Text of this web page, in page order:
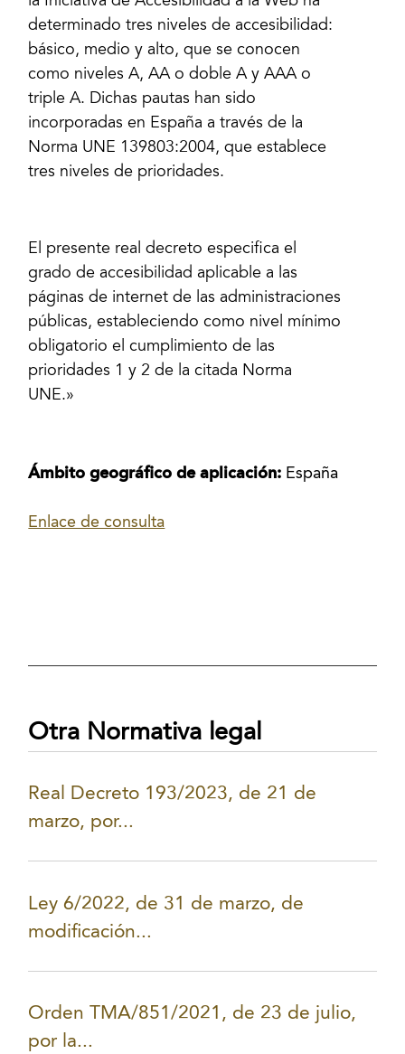
determinado tres niveles de accesibilidad:
básico, medio y alto, que se conocen
como niveles A, AA o doble A y AAA o
triple A. Dichas pautas han sido
incorporadas en España a través de la
Norma UNE 139803:2004, que establece
tres niveles de prioridades.
El presente real decreto especifica el
grado de accesibilidad aplicable a las
páginas de internet de las administraciones
públicas, estableciendo como nivel mínimo
obligatorio el cumplimiento de las
prioridades 1 y 2 de la citada Norma
UNE.»
Ámbito geográfico de aplicación: España
Enlace de consulta
Otra Normativa legal
Real Decreto 193/2023, de 21 de
marzo, por...
Ley 6/2022, de 31 de marzo, de
modificación...
Orden TMA/851/2021, de 23 de julio,
por la...